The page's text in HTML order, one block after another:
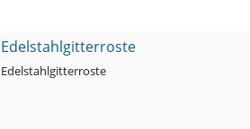
Edelstahlgitterroste
Edelstahlgitterroste